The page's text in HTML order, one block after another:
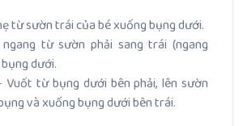
từ sườn trái của bé xuống bụng dưới.
từ sườn phải sang trái (ngang
dưới.
Vuốt từ bụng dưới bên phải, lên sườn
và xuống bụng dưới bên trái.